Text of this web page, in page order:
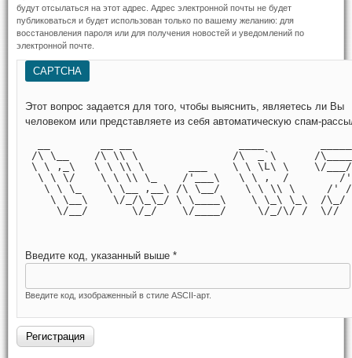
будут отсылаться на этот адрес. Адрес электронной почты не будет
публиковаться и будет использован только по вашему желанию: для
восстановления пароля или для получения новостей и уведомлений по
электронной почте.
CAPTCHA
Этот вопрос задается для того, чтобы выяснить, являетесь ли Вы
человеком или представляете из себя автоматическую спам-
/\ \__    /\ \\ \               /\  _`\      /
\ \ ,_\   \ \ \\ \       ___    \ \ \L\ \    \/
\ \ \/    \ \ \\ \_    /'___\   \ \ ,  /
\ \ \_    \ \__ ,__\ /\ \__/    \ \ \\ \
\ \__\    \/_/\_\_/ \ \____\    \ \_\ \_\
\/__/       \/_/    \/____/     \/_/\/ /
Введите код, указанный выше *
Введите код, изображенный в стиле ASCII-арт.